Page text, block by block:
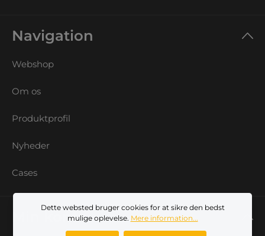
Navigation
Webshop
Om os
Produktprofil
Nyheder
Cases
Min konto
Dette websted bruger cookies for at sikre den bedst
mulige oplevelse. Mere information...